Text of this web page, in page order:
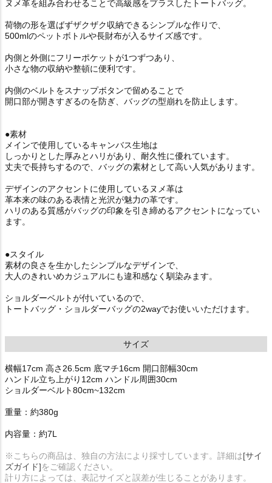
ヌメ革を組み合わせることで高級感をプラスしたトートバッグ。
荷物の形を選ばずザクザク収納できるシンプルな作りで、
500mlのペットボトルや長財布が入るサイズ感です。
内側と外側にフリーポケットが1つずつあり、
小さな物の収納や整頓に便利です。
内側のベルトをスナップボタンで留めることで
開口部が開きすぎるのを防ぎ、バッグの型崩れを防止します。
●素材
メインで使用しているキャンバス生地は
しっかりとした厚みとハリがあり、耐久性に優れています。
丈夫で長持ちするので、バッグの素材として高い人気があります。
デザインのアクセントに使用しているヌメ革は
革本来の味のある表情と光沢が魅力の革です。
ハリのある質感がバッグの印象を引き締めるアクセントになってい
ます。
●スタイル
素材の良さを生かしたシンプルなデザインで、
大人のきれいめカジュアルにも違和感なく馴染みます。
ショルダーベルトが付いているので、
トートバッグ・ショルダーバッグの2wayでお使いいただけます。
サイズ
横幅17cm 高さ26.5cm 底マチ16cm 開口部幅30cm
ハンドル立ち上がり12cm ハンドル周囲30cm
ショルダーベルト80cm~132cm
重量：約380g
内容量：約7L
※こちらの商品は、独自の方法により採寸しています。詳細は[サイ
ズガイド]をご確認ください。
計り方によっては、表記サイズと誤差が生じることがあります。